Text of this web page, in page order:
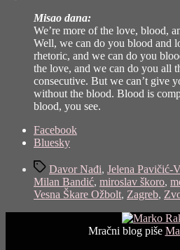
Misao dana:
We’re more of the love, blood,
Well, we can do you blood and
rhetoric, and we can do you
the love, and we can do you all
consecutive. But we can’t give
without the blood. Blood is
blood, you see.
Share
"Zagreb
2021!"
Facebook
Bluesky
TagsDavor Nađi, Jelena Pavičić-
Milan Bandić, miroslav škoro,
Vesna Škare Ožbolt, Zagreb,
Mračni blog piše